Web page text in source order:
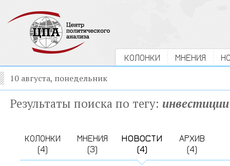
КОЛОНКИ МНЕНИЯ
10 августа, понедельник
Результаты поиска по тегу: инвестиции
КОЛОНКИ
(4)
МНЕНИЯ
(3)
НОВОСТИ
(4)
АРХИВ
(4)